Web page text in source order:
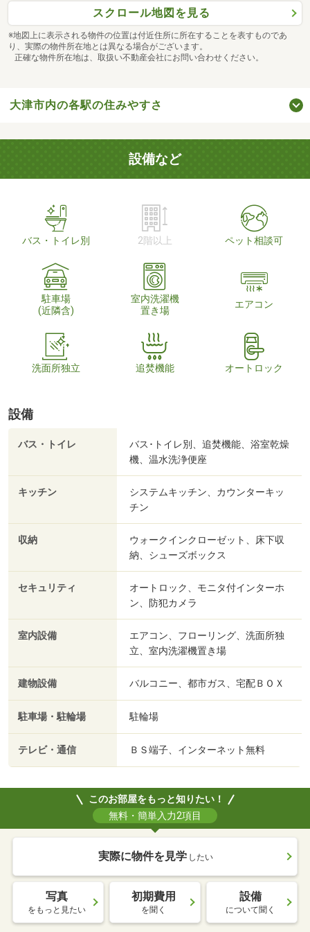
スクロール地図を見る
※地図上に表示される物件の位置は付近住所に所在することを表すものであ
り、実際の物件所在地とは異なる場合がございます。
正確な物件所在地は、取扱い不動産会社にお問い合わせください。
大津市内の各駅の住みやすさ
設備など
バス・トイレ別 2階以上 ペット相談可
駐車場
(近隣含)
室内洗濯機
置き場
エアコン
洗面所独立 追焚機能 オートロック
設備
バス・トイレ
バス･トイレ別、追焚機能、浴室乾燥
機、温水洗浄便座
キッチン
システムキッチン、カウンターキッ
チン
収納
ウォークインクローゼット、床下収
納、シューズボックス
セキュリティ
オートロック、モニタ付インターホ
ン、防犯カメラ
室内設備
エアコン、フローリング、洗面所独
立、室内洗濯機置き場
建物設備 バルコニー、都市ガス、宅配ＢＯＸ
駐車場・駐輪場 駐輪場
テレビ・通信 ＢＳ端子、インターネット無料
このお部屋をもっと知りたい！
無料・簡単入力2項目
実際に物件を見学 したい
写真
をもっと見たい
初期費用
を聞く
設備
について聞く